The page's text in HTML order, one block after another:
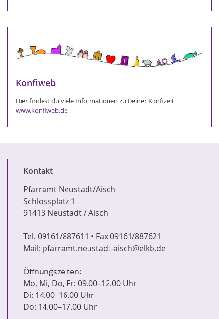
Konfiweb
Hier findest du viele Informationen zu Deiner Konfizeit.
www.konfiweb.de
Kontakt
Pfarramt Neustadt/Aisch
Schlossplatz 1
91413 Neustadt / Aisch
Tel. 09161/887611 • Fax 09161/887621
Mail: pfarramt.neustadt-aisch@elkb.de
Öffnungszeiten:
Mo, Mi, Do, Fr: 09.00–12.00 Uhr
Di: 14.00–16.00 Uhr
Do: 14.00–17.00 Uhr